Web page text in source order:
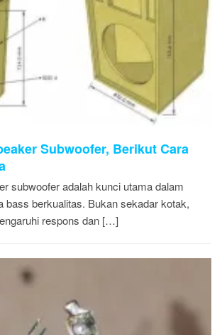
Subwoofer, Berikut Cara
subwoofer adalah kunci utama dalam
bass berkualitas. Bukan sekadar kotak,
respons dan […]